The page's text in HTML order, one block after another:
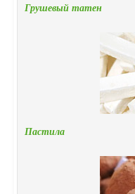
Грушевый татен
Пастила